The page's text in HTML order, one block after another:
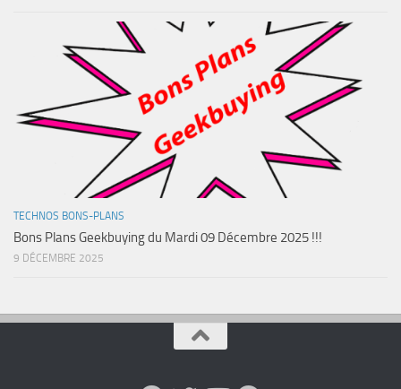
TECHNOS BONS-PLANS
Bons Plans Geekbuying du Mardi 09 Décembre 2025 !!!
9 DÉCEMBRE 2025